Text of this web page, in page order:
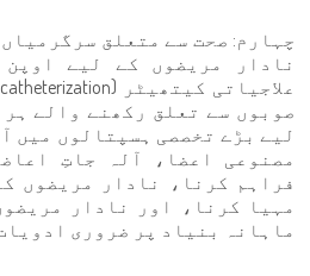
چہارم: صحت سے متعلق
نادار مریضوں کے لیے
صوبوں سے تعلق رکھنے والے
لیے بڑے تخصصی ہسپتالوں میں
مصنوعی اعضا، آلہ جاتِ
فراہم کرنا، نادار مریضوں
مہیا کرنا، اور نادار
ماہانہ بنیاد پر ضروری